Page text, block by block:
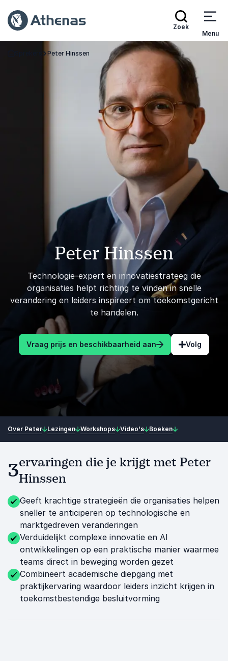
Zoek
Menu
Terug naar de startpagina
Peter Hinssen
Peter Hinssen
Technologie-expert en innovatiestrateeg die
organisaties helpt richting te vinden in snelle
verandering en leiders inspireert om toekomstgericht
te handelen.
Vraag prijs en beschikbaarheid aan Volg
Over Peter Lezingen Workshops Video's Boeken
3ervaringen die je krijgt met Peter
Hinssen
Geeft krachtige strategieën die organisaties helpen
sneller te anticiperen op technologische en
marktgedreven veranderingen
Verduidelijkt complexe innovatie en AI
ontwikkelingen op een praktische manier waarmee
teams direct in beweging worden gezet
Combineert academische diepgang met
praktijkervaring waardoor leiders inzicht krijgen in
toekomstbestendige besluitvorming